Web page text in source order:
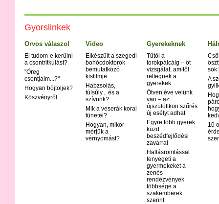
Gyorslinkek
Orvos válaszol
El tudom-e kerülni
a csontritkulást?
"Öreg
csontjaim...?"
Hogyan böjtöljek?
Köszvényről
Video
Elkészült a szegedi
bohócdoktorok
bemutatkozó
kisfilmje
Habzsolás,
túlsúly... és a
szívünk?
Mik a veserák korai
tünetei?
Hogyan, mikor
mérjük a
vérnyomást?
Gyerekeknek
Tűtől a
torokpálcáig – öt
vizsgálat, amitől
rettegnek a
gyerekek
Ötven éve velünk
van – az
újszülöttkori szűrés
új esélyt adhat
Egyre több gyerek
küzd
beszédfejlődési
zavarral
Hallásromlással
fenyegeti a
gyermekeket a
zenés
rendezvények
többsége a
szakemberek
szerint
sok
A
10